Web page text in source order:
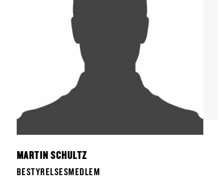
MARTIN SCHULTZ
BESTYRELSESMEDLEM